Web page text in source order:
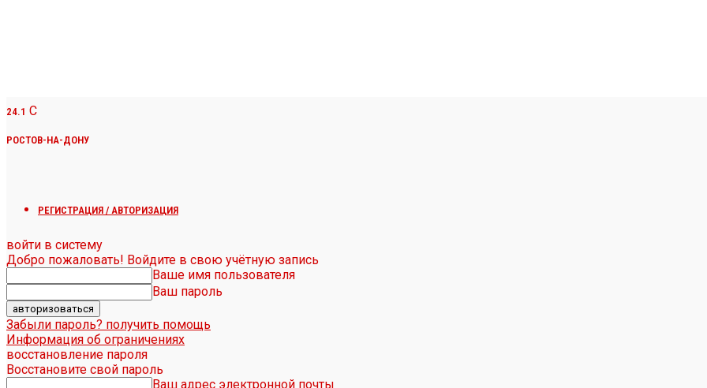
24.1 C
РОСТОВ-НА-ДОНУ
РЕГИСТРАЦИЯ / АВТОРИЗАЦИЯ
войти в систему
Добро пожаловать! Войдите в свою учётную запись
Ваше имя пользователя
Ваш пароль
Забыли пароль? получить помощь
Информация об ограничениях
восстановление пароля
Восстановите свой пароль
Ваш адрес электронной почты